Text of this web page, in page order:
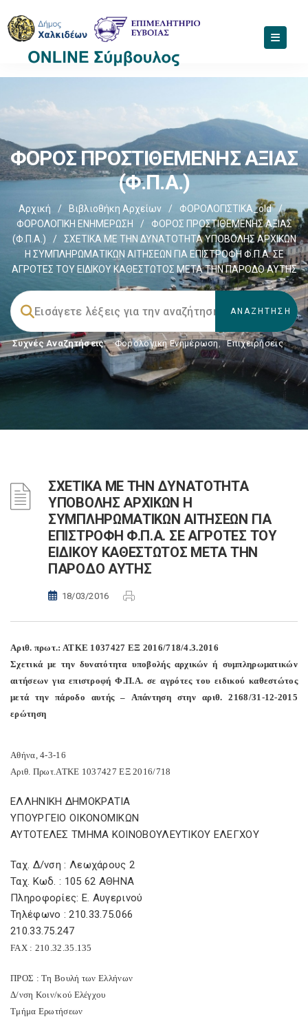
ΦΟΡΟΣ ΠΡΟΣΤΙΘΕΜΕΝΗΣ ΑΞΙΑΣ
(Φ.Π.Α.)
Αρχική / Βιβλιοθήκη Αρχείων / ΦΟΡΟΛΟΓΙΣΤΙΚΑ_old
/
ΦΟΡΟΛΟΓΙΚΗ ΕΝΗΜΕΡΩΣΗ
/
ΦΟΡΟΣ ΠΡΟΣΤΙΘΕΜΕΝΗΣ ΑΞΙΑΣ
(Φ.Π.Α.)
/
ΣΧΕΤΙΚΑ ΜΕ ΤΗΝ ΔΥΝΑΤΟΤΗΤΑ ΥΠΟΒΟΛΗΣ ΑΡΧΙΚΩΝ
Η ΣΥΜΠΛΗΡΩΜΑΤΙΚΩΝ ΑΙΤΗΣΕΩΝ ΓΙΑ ΕΠΙΣΤΡΟΦΗ Φ.Π.Α. ΣΕ
ΑΓΡΟΤΕΣ ΤΟΥ ΕΙΔΙΚΟΥ ΚΑΘΕΣΤΩΤΟΣ ΜΕΤΑ ΤΗΝ ΠΑΡΟΔΟ ΑΥΤΗΣ
Συχνές Αναζητήσεις: Φορολογικη Ενημέρωση, Επιχειρήσεις
ΣΧΕΤΙΚΑ ΜΕ ΤΗΝ ΔΥΝΑΤΟΤΗΤΑ
ΥΠΟΒΟΛΗΣ ΑΡΧΙΚΩΝ Η
ΣΥΜΠΛΗΡΩΜΑΤΙΚΩΝ ΑΙΤΗΣΕΩΝ ΓΙΑ
ΕΠΙΣΤΡΟΦΗ Φ.Π.Α. ΣΕ ΑΓΡΟΤΕΣ ΤΟΥ
ΕΙΔΙΚΟΥ ΚΑΘΕΣΤΩΤΟΣ ΜΕΤΑ ΤΗΝ
ΠΑΡΟΔΟ ΑΥΤΗΣ
18/03/2016
Αριθ. πρωτ.: ΑΤΚΕ 1037427 ΕΞ 2016/718/4.3.2016
Σχετικά με την δυνατότητα υποβολής αρχικών ή συμπληρωματικών
αιτήσεων για επιστροφή Φ.Π.Α. σε αγρότες του ειδικού καθεστώτος
μετά την πάροδο αυτής – Απάντηση στην αριθ. 2168/31-12-2015
ερώτηση
Αθήνα, 4-3-16
Αριθ. Πρωτ.ΑΤΚΕ 1037427 ΕΞ 2016/718
ΕΛΛΗΝΙΚΗ ΔΗΜΟΚΡΑΤΙΑ
ΥΠΟΥΡΓΕΙΟ ΟΙΚΟΝΟΜΙΚΩΝ
ΑΥΤΟΤΕΛΕΣ ΤΜΗΜΑ ΚΟΙΝΟΒΟΥΛΕΥΤΙΚΟΥ ΕΛΕΓΧΟΥ
Ταχ. Δ/νση : Λεωχάρους 2
Ταχ. Κωδ. : 105 62 ΑΘΗΝΑ
Πληροφορίες: Ε. Αυγερινού
Τηλέφωνο : 210.33.75.066
210.33.75.247
FAX: 210.32.35.135
ΠΡΟΣ : Τη Βουλή των Ελλήνων
Δ/νση Κοιν/κού Ελέγχου
Τμήμα Ερωτήσεων